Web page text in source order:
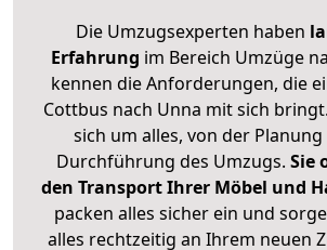
Die Umzugsexperten haben
Erfahrung im Bereich Umzüge
kennen die Anforderungen, die
Cottbus nach Unna mit sich
sich um alles, von der
Durchführung des Umzugs. Sie
den Transport Ihrer Möbel und
packen alles sicher ein und
alles rechtzeitig an Ihrem neuen